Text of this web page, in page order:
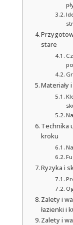
stare
Materiały
Technika
kroku
Ryzyka i
Zalety i
łazienki i
Zalety i